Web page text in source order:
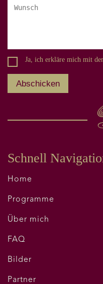
Ja, ich erkläre mich mit
Schnell
Home
Programme
Über mich
FAQ
Bilder
Partner